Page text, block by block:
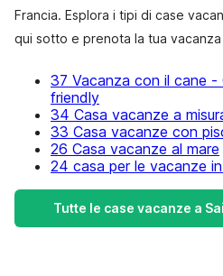
Francia. Esplora i tipi di case
qui sotto e prenota la tua
37 Vacanza con il cane -
friendly
34 Casa vacanze a
33 Casa vacanze con
26 Casa vacanze al mare
24 casa per le vacanze
Tutte le case vacanze a